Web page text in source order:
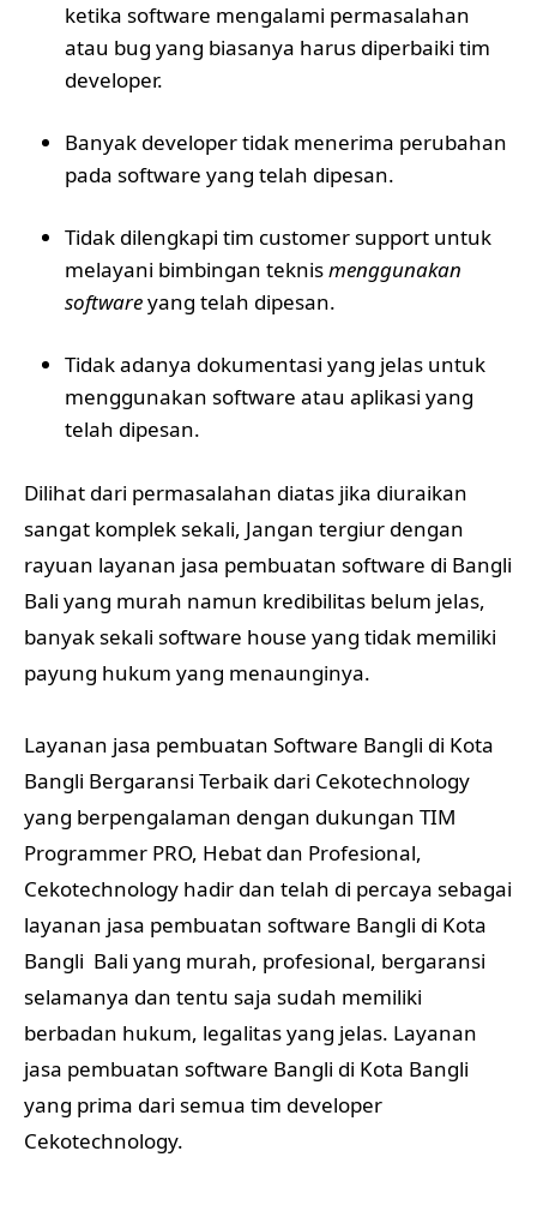
ketika software mengalami permasalahan
atau bug yang biasanya harus diperbaiki tim
developer.
Banyak developer tidak menerima perubahan
pada software yang telah dipesan.
Tidak dilengkapi tim customer support untuk
melayani bimbingan teknismenggunakan
softwareyang telah dipesan.
Tidak adanya dokumentasi yang jelas untuk
menggunakan software atau aplikasi yang
telah dipesan.
Dilihat dari permasalahan diatas jika diuraikan
sangat komplek sekali, Jangan tergiur dengan
rayuan layanan jasa pembuatan software di Bangli
Bali yang murah namun kredibilitas belum jelas,
banyak sekali software house yang tidak memiliki
payung hukum yang menaunginya.
Layanan jasa pembuatan Software Bangli di Kota
Bangli Bergaransi Terbaik dari Cekotechnology
yang berpengalaman dengan dukungan TIM
Programmer PRO, Hebat dan Profesional,
Cekotechnology hadir dan telah di percaya sebagai
layanan jasa pembuatan software Bangli di Kota
Bangli Bali yang murah, profesional, bergaransi
selamanya dan tentu saja sudah memiliki
berbadan hukum, legalitas yang jelas. Layanan
jasa pembuatan software Bangli di Kota Bangli
yang prima dari semua tim developer
Cekotechnology.